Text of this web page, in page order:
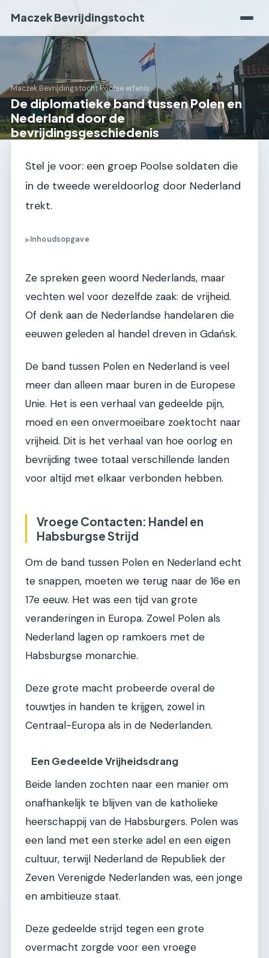
Maczek Bevrijdingstocht
Maczek Bevrijdingstocht›Poolse erfenis
De diplomatieke band tussen Polen en
Nederland door de
bevrijdingsgeschiedenis
Stel je voor: een groep Poolse soldaten die
in de tweede wereldoorlog door Nederland
trekt.
▶Inhoudsopgave
Ze spreken geen woord Nederlands, maar
vechten wel voor dezelfde zaak: de vrijheid.
Of denk aan de Nederlandse handelaren die
eeuwen geleden al handel dreven in Gdańsk.
De band tussen Polen en Nederland is veel
meer dan alleen maar buren in de Europese
Unie. Het is een verhaal van gedeelde pijn,
moed en een onvermoeibare zoektocht naar
vrijheid. Dit is het verhaal van hoe oorlog en
bevrijding twee totaal verschillende landen
voor altijd met elkaar verbonden hebben.
Vroege Contacten: Handel en
Habsburgse Strijd
Om de band tussen Polen en Nederland echt
te snappen, moeten we terug naar de 16e en
17e eeuw. Het was een tijd van grote
veranderingen in Europa. Zowel Polen als
Nederland lagen op ramkoers met de
Habsburgse monarchie.
Deze grote macht probeerde overal de
touwtjes in handen te krijgen, zowel in
Centraal-Europa als in de Nederlanden.
Een Gedeelde Vrijheidsdrang
Beide landen zochten naar een manier om
onafhankelijk te blijven van de katholieke
heerschappij van de Habsburgers. Polen was
een land met een sterke adel en een eigen
cultuur, terwijl Nederland de Republiek der
Zeven Verenigde Nederlanden was, een jonge
en ambitieuze staat.
Deze gedeelde strijd tegen een grote
overmacht zorgde voor een vroege